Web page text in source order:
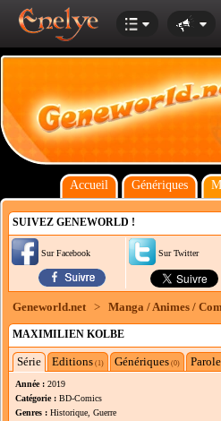
Accueil Génériques
SUIVEZ GENEWORLD !
Sur Facebook Sur Twitter
Geneworld.net > Manga / Animes /
MAXIMILIEN KOLBE
Série Editions (1) Génériques (0)
Année : 2019
Catégorie : BD-Comics
Genres : Historique, Guerre